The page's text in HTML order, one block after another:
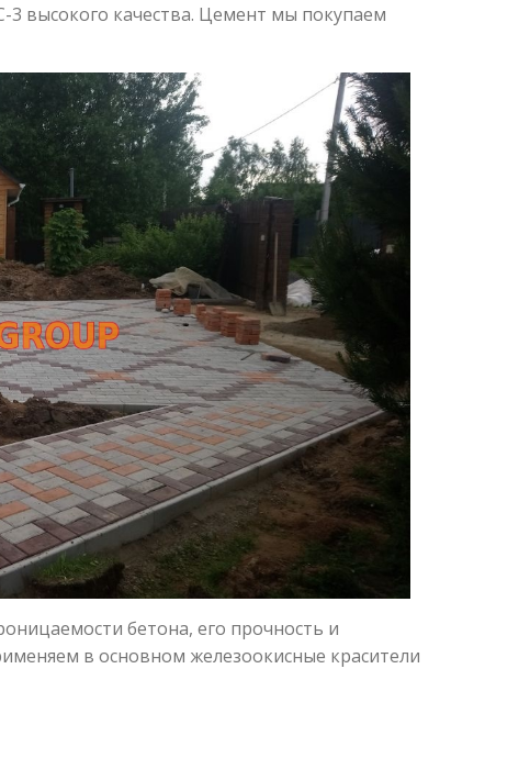
высокого качества. Цемент мы покупаем
бетона, его прочность и
в основном железоокисные красители